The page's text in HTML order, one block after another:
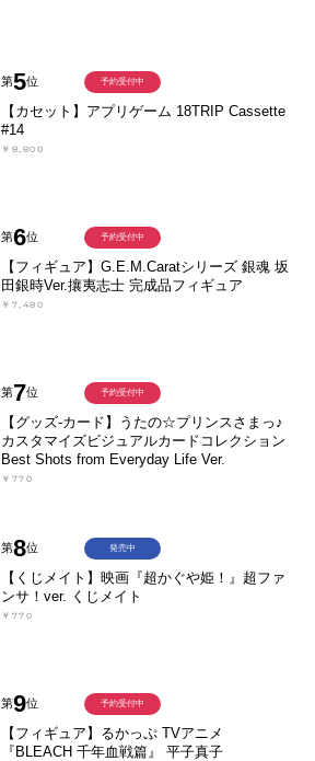
第5位
【カセット】アプリゲーム 18TRIP Cassette
#14
￥8,800
予約受付中
第6位
【フィギュア】G.E.M.Caratシリーズ 銀魂 坂
田銀時Ver.攘夷志士 完成品フィギュア
￥7,480
予約受付中
第7位
【グッズ-カード】うたの☆プリンスさまっ♪
カスタマイズビジュアルカードコレクション
Best Shots from Everyday Life Ver.
￥770
予約受付中
第8位
【くじメイト】映画『超かぐや姫！』超ファ
ンサ！ver. くじメイト
￥770
発売中
第9位
【フィギュア】るかっぷ TVアニメ
『BLEACH 千年血戦篇』 平子真子
予約受付中